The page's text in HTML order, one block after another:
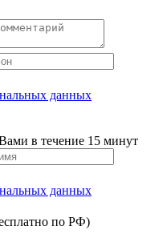
данных
в течение 15 минут
данных
по РФ)